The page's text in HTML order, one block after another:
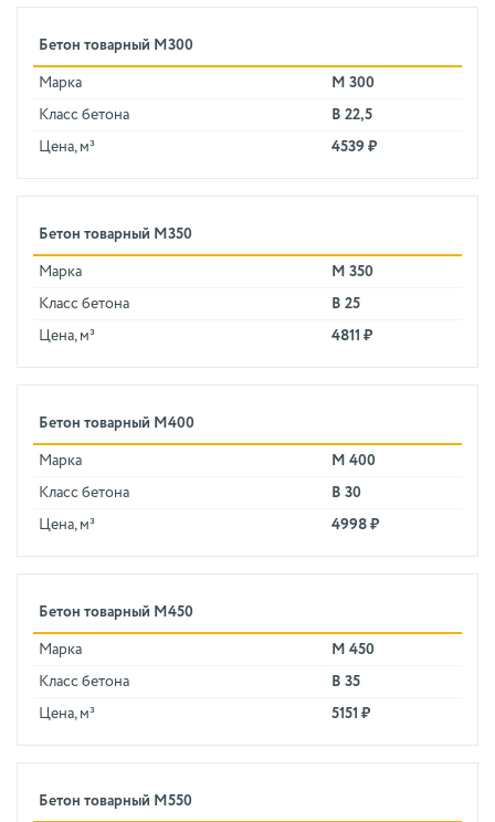
Бетон товарный М300
Марка М 300
Класс бетона В 22,5
Цена, м³ 4539 ₽
Бетон товарный М350
Марка М 350
Класс бетона В 25
Цена, м³ 4811 ₽
Бетон товарный М400
Марка М 400
Класс бетона В 30
Цена, м³ 4998 ₽
Бетон товарный М450
Марка М 450
Класс бетона В 35
Цена, м³ 5151 ₽
Бетон товарный М550